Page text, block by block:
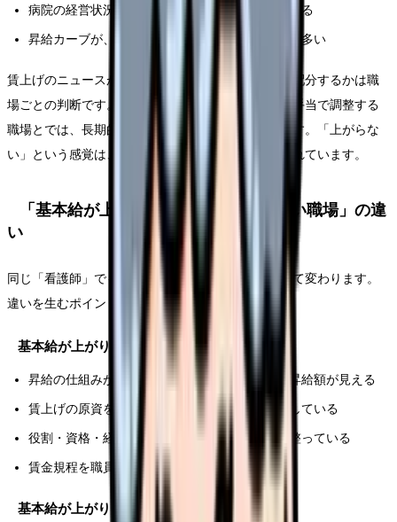
病院の経営状況によって、賃上げの余力に差がある
昇給カーブが、中堅以降でなだらかになる職場が多い
賃上げのニュースが報じられても、その原資をどう配分するかは職
場ごとの判断です。基本給に乗せる職場と、賞与や手当で調整する
職場とでは、長期的な基本給の伸びが変わってきます。「上がらな
い」という感覚は、こうした構造と職場差から生まれています。
「基本給が上がる職場」「上がりにくい職場」の違
い
同じ「看護師」でも、基本給の伸び方は職場によって変わります。
違いを生むポイントを整理します。
基本給が上がりやすい職場の特徴
昇給の仕組みが賃金規程で明文化され、毎年の昇給額が見える
賃上げの原資を、賞与だけでなく基本給に反映している
役割・資格・経験に応じた手当や等級の制度が整っている
賃金規程を職員が閲覧でき、説明を受けられる
基本給が上がりにくい職場の特徴